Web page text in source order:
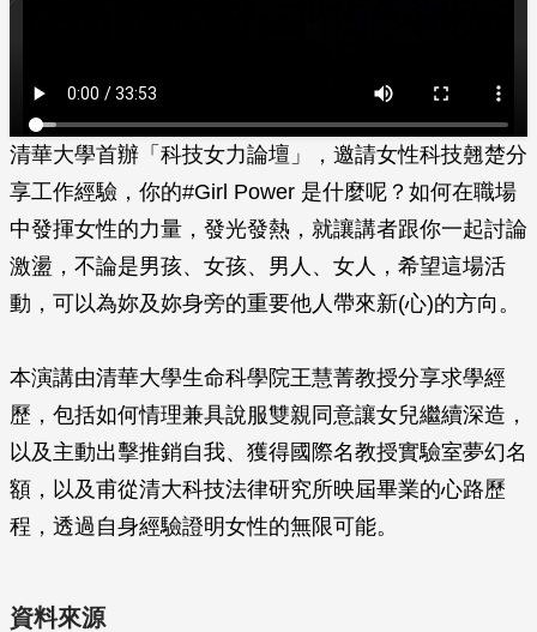
清華大學首辦「科技女力論壇」，邀請女性科技翹楚分
享工作經驗，你的#Girl Power 是什麼呢？如何在職場
中發揮女性的力量，發光發熱，就讓講者跟你一起討論
激盪，不論是男孩、女孩、男人、女人，希望這場活
動，可以為妳及妳身旁的重要他人帶來新(心)的方向。
本演講由清華大學生命科學院王慧菁教授分享求學經
歷，包括如何情理兼具說服雙親同意讓女兒繼續深造，
以及主動出擊推銷自我、獲得國際名教授實驗室夢幻名
額，以及甫從清大科技法律研究所映屆畢業的心路歷
程，透過自身經驗證明女性的無限可能。
資料來源